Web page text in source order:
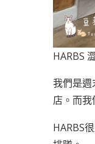
HARBS
我們是
店。而
HARBS